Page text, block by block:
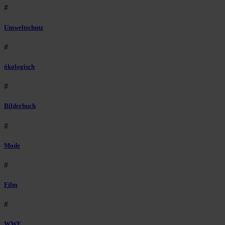
#
Umweltschutz
#
ökologisch
#
Bilderbuch
#
Mode
#
Film
#